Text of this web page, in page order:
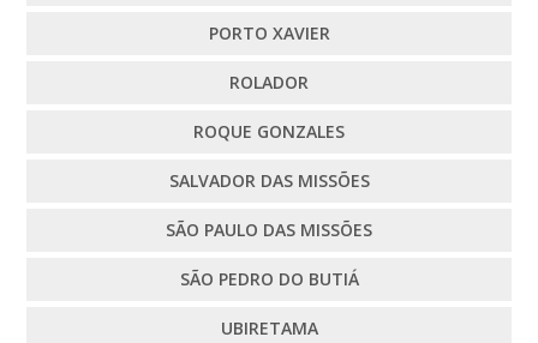
PORTO XAVIER
ROLADOR
ROQUE GONZALES
SALVADOR DAS MISSÕES
SÃO PAULO DAS MISSÕES
SÃO PEDRO DO BUTIÁ
UBIRETAMA